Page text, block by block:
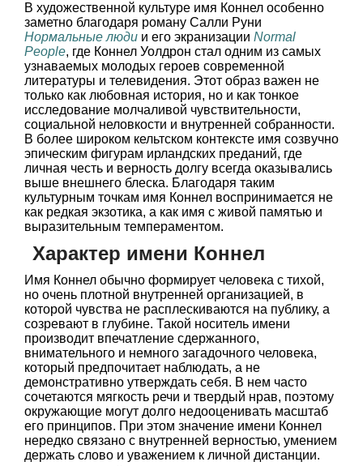
В художественной культуре имя Коннел особенно
заметно благодаря роману Салли Руни
Нормальные люди и его экранизации Normal
People, где Коннел Уолдрон стал одним из самых
узнаваемых молодых героев современной
литературы и телевидения. Этот образ важен не
только как любовная история, но и как тонкое
исследование молчаливой чувствительности,
социальной неловкости и внутренней собранности.
В более широком кельтском контексте имя созвучно
эпическим фигурам ирландских преданий, где
личная честь и верность долгу всегда оказывались
выше внешнего блеска. Благодаря таким
культурным точкам имя Коннел воспринимается не
как редкая экзотика, а как имя с живой памятью и
выразительным темпераментом.
Характер имени Коннел
Имя Коннел обычно формирует человека с тихой,
но очень плотной внутренней организацией, в
которой чувства не расплескиваются на публику, а
созревают в глубине. Такой носитель имени
производит впечатление сдержанного,
внимательного и немного загадочного человека,
который предпочитает наблюдать, а не
демонстративно утверждать себя. В нем часто
сочетаются мягкость речи и твердый нрав, поэтому
окружающие могут долго недооценивать масштаб
его принципов. При этом значение имени Коннел
нередко связано с внутренней верностью, умением
держать слово и уважением к личной дистанции.